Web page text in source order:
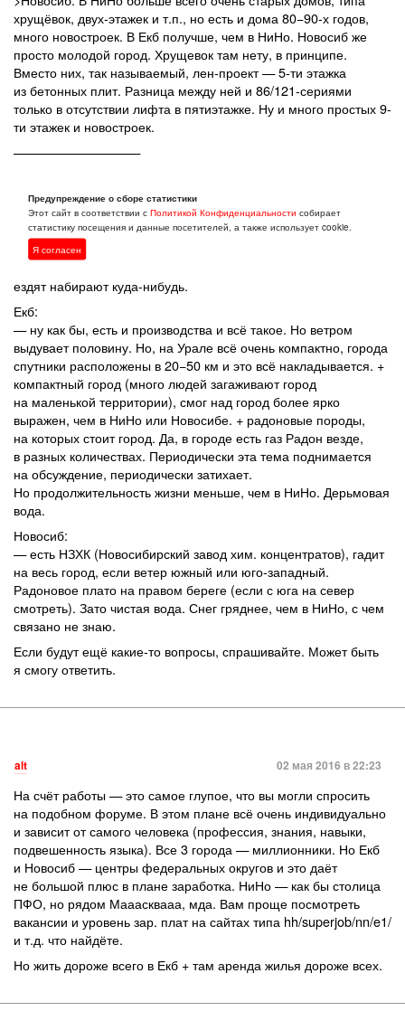
хрущёвок, двух-этажек и т.п., но есть и дома 80−90-х годов,
много новостроек. В Екб получше, чем в НиНо. Новосиб же
просто молодой город. Хрущевок там нету, в принципе.
Вместо них, так называемый, лен-проект — 5-ти этажка
из бетонных плит. Разница между ней и 86/121-сериями
только в отсутствии лифта в пятиэтажке. Ну и много простых 9-
ти этажек и новостроек.
——————————
есть свои производства: НиНо-Дзержинск, Екб-вся окрестность,
Новосиб (там всё в черте города). В общем, НиНо:
— есть свои производства + рядом Дзержинск (помойка
та ещё). Но, в целом, всё нормально. Разве что в воде много
ездят набирают куда-нибудь.
Екб:
— ну как бы, есть и производства и всё такое. Но ветром
выдувает половину. Но, на Урале всё очень компактно, города
спутники расположены в 20−50 км и это всё накладывается. +
компактный город (много людей загаживают город
на маленькой территории), смог над город более ярко
выражен, чем в НиНо или Новосибе. + радоновые породы,
на которых стоит город. Да, в городе есть газ Радон везде,
в разных количествах. Периодически эта тема поднимается
на обсуждение, периодически затихает.
Но продолжительность жизни меньше, чем в НиНо. Дерьмовая
вода.
Новосиб:
— есть НЗХК (Новосибирский завод хим. концентратов), гадит
на весь город, если ветер южный или юго-западный.
Радоновое плато на правом береге (если с юга на север
смотреть). Зато чистая вода. Снег гряднее, чем в НиНо, с чем
связано не знаю.
Если будут ещё какие-то вопросы, спрашивайте. Может быть
я смогу ответить.
alt 02 мая 2016 в 22:23
На счёт работы — это самое глупое, что вы могли спросить
на подобном форуме. В этом плане всё очень индивидуально
и зависит от самого человека (профессия, знания, навыки,
подвешенность языка). Все 3 города — миллионники. Но Екб
и Новосиб — центры федеральных округов и это даёт
не большой плюс в плане заработка. НиНо — как бы столица
ПФО, но рядом Мааасквааа, мда. Вам проще посмотреть
вакансии и уровень зар. плат на сайтах типа hh/superjob/nn/e1/
и т.д. что найдёте.
Но жить дороже всего в Екб + там аренда жилья дороже всех.
Предупреждение о сборе статистики
Этот сайт в соответствии сПолитикой Конфиденциальности собирает
статистику посещения и данные посетителей, а также использует cookie.
Я согласен